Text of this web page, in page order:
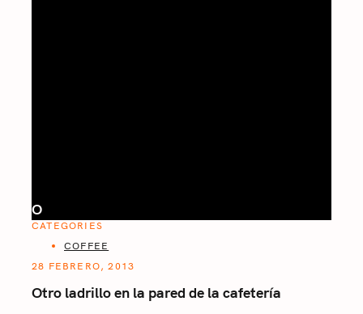
O
CATEGORIES
COFFEE
28 FEBRERO, 2013
Otro ladrillo en la pared de la cafetería